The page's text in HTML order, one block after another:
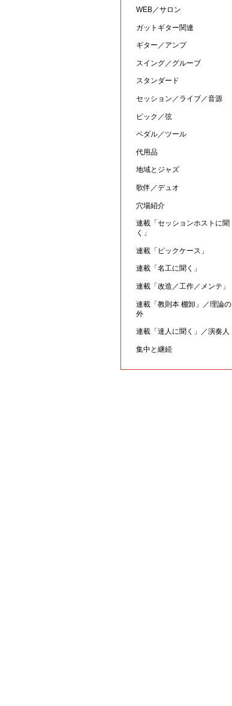
WEB／サロン
ガットギター関連
ギター／アンプ
スイング／グルーブ
スタンダード
セッション／ライブ／音源
ピック／弦
ペダル／ツール
代用品
地域とジャズ
歌伴／デュオ
穴場紹介
連載「セッションホストに聞
く」
連載「ピックケース」
連載「名工に聞く」
連載「改造／工作／メンテ」
連載「教則本 棚卸」／理論の
外
連載「達人に聞く」／演奏人
集中と継続